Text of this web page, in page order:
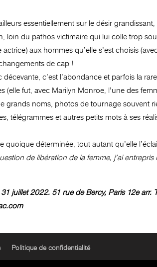
essentiellement sur le désir
loin du pathos victimaire qui lui colle trop
aux hommes qu’elle s’est choisis
de cap !
c’est l’abondance et parfois la
fut, avec Marilyn Monroe, l’une des
grands noms, photos de tournage souvent
télégrammes et autres petits mots à ses
déterminée, tout autant qu’elle
de libération de la femme, j’ai
juillet 2022. 51 rue de Bercy, Paris 12e arr.
Politique de confidentialité